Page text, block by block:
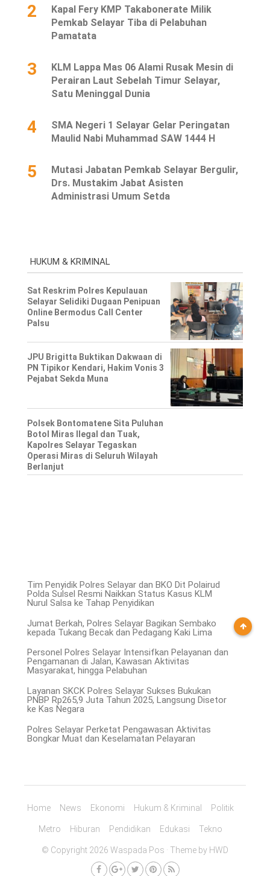
2
Kapal Fery KMP Takabonerate Milik
Pemkab Selayar Tiba di Pelabuhan
Pamatata
3
KLM Lappa Mas 06 Alami Rusak Mesin di
Perairan Laut Sebelah Timur Selayar,
Satu Meninggal Dunia
4
SMA Negeri 1 Selayar Gelar Peringatan
Maulid Nabi Muhammad SAW 1444 H
5
Mutasi Jabatan Pemkab Selayar Bergulir,
Drs. Mustakim Jabat Asisten
Administrasi Umum Setda
HUKUM & KRIMINAL
Sat Reskrim Polres Kepulauan
Selayar Selidiki Dugaan Penipuan
Online Bermodus Call Center
Palsu
JPU Brigitta Buktikan Dakwaan di
PN Tipikor Kendari, Hakim Vonis 3
Pejabat Sekda Muna
Polsek Bontomatene Sita Puluhan
Botol Miras Ilegal dan Tuak,
Kapolres Selayar Tegaskan
Operasi Miras di Seluruh Wilayah
Berlanjut
Tim Penyidik Polres Selayar dan BKO Dit Polairud
Polda Sulsel Resmi Naikkan Status Kasus KLM
Nurul Salsa ke Tahap Penyidikan
Jumat Berkah, Polres Selayar Bagikan Sembako
kepada Tukang Becak dan Pedagang Kaki Lima
Personel Polres Selayar Intensifkan Pelayanan dan
Pengamanan di Jalan, Kawasan Aktivitas
Masyarakat, hingga Pelabuhan
Layanan SKCK Polres Selayar Sukses Bukukan
PNBP Rp265,9 Juta Tahun 2025, Langsung Disetor
ke Kas Negara
Polres Selayar Perketat Pengawasan Aktivitas
Bongkar Muat dan Keselamatan Pelayaran
Home News Ekonomi Hukum & Kriminal Politik
Metro Hiburan Pendidikan Edukasi Tekno
© Copyright 2026 Waspada Pos · Theme by HWD